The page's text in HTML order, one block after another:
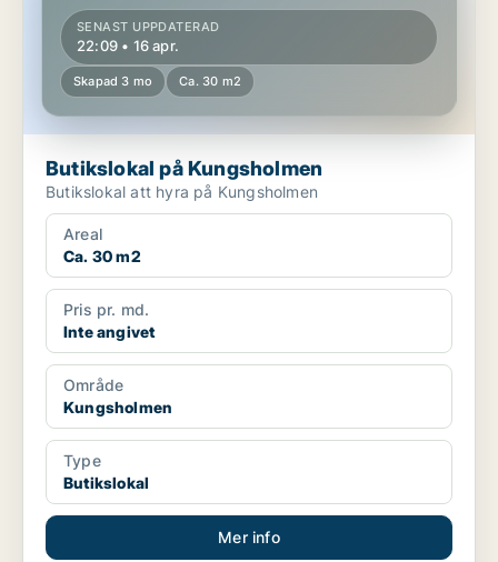
SENAST UPPDATERAD
22:09 • 16 apr.
Skapad 3 mo Ca. 30 m2
Butikslokal på Kungsholmen
Butikslokal att hyra på Kungsholmen
Areal
Ca. 30 m2
Pris pr. md.
Inte angivet
Område
Kungsholmen
Type
Butikslokal
Mer info